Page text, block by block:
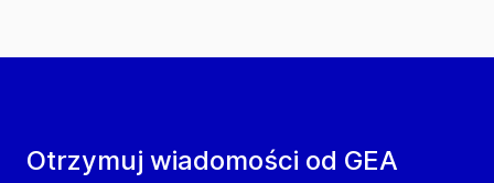
Otrzymuj wiadomości od GEA